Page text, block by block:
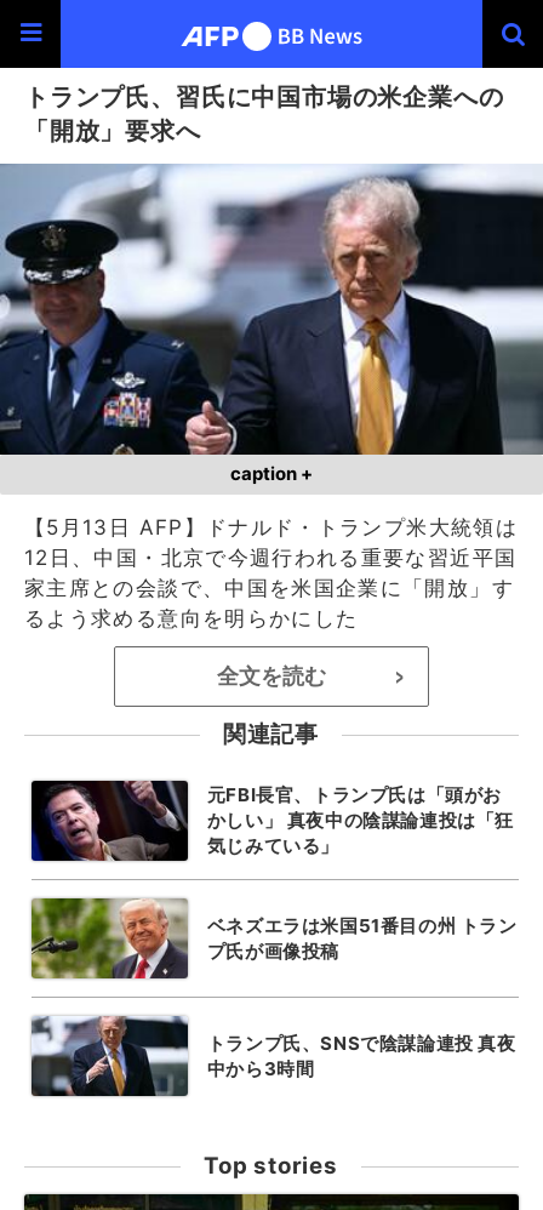
トランプ氏、習氏に中国市場の米企業への
「開放」要求へ
caption +
【5月13日 AFP】ドナルド・トランプ米大統領は
12日、中国・北京で今週行われる重要な習近平国
家主席との会談で、中国を米国企業に「開放」す
るよう求める意向を明らかにした
全文を読む >
関連記事
元FBI長官、トランプ氏は「頭がお
かしい」 真夜中の陰謀論連投は「狂
気じみている」
ベネズエラは米国51番目の州 トラン
プ氏が画像投稿
トランプ氏、SNSで陰謀論連投 真夜
中から3時間
Top stories